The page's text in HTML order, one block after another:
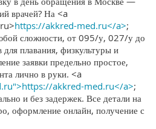
врачей? На <a
https://akkred-med.ru</a>;
сложности, от 095/у, 027/у до
плавания, физкультуры и
заявки предельно простое,
лично в руки. <a
akkred-med.ru</a>;
и без задержек. Все детали на
оформление онлайн, получение с